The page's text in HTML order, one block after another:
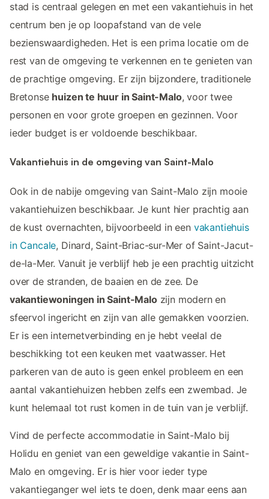
stad is centraal gelegen en met een vakantiehuis in het
centrum ben je op loopafstand van de vele
bezienswaardigheden. Het is een prima locatie om de
rest van de omgeving te verkennen en te genieten van
de prachtige omgeving. Er zijn bijzondere, traditionele
Bretonse huizen te huur in Saint-Malo, voor twee
personen en voor grote groepen en gezinnen. Voor
ieder budget is er voldoende beschikbaar.
Vakantiehuis in de omgeving van Saint-Malo
Ook in de nabije omgeving van Saint-Malo zijn mooie
vakantiehuizen beschikbaar. Je kunt hier prachtig aan
de kust overnachten, bijvoorbeeld in een vakantiehuis
in Cancale, Dinard, Saint-Briac-sur-Mer of Saint-Jacut-
de-la-Mer. Vanuit je verblijf heb je een prachtig uitzicht
over de stranden, de baaien en de zee. De
vakantiewoningen in Saint-Malozijn modern en
sfeervol ingericht en zijn van alle gemakken voorzien.
Er is een internetverbinding en je hebt veelal de
beschikking tot een keuken met vaatwasser. Het
parkeren van de auto is geen enkel probleem en een
aantal vakantiehuizen hebben zelfs een zwembad. Je
kunt helemaal tot rust komen in de tuin van je verblijf.
Vind de perfecte accommodatie in Saint-Malo bij
Holidu en geniet van een geweldige vakantie in Saint-
Malo en omgeving. Er is hier voor ieder type
vakantieganger wel iets te doen, denk maar eens aan